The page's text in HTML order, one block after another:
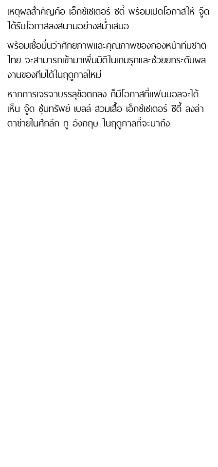
เหตุผลสำคัญคือ เอ็กซ์เซเตอร์ ซิตี้ พร้อมเปิดโอกาสให้ จู๊ด
ได้รับโอกาสลงสนามอย่างสม่ำเสมอ
พร้อมเชื่อมั่นว่าศักยภาพและคุณภาพของกองหน้าทีมชาติ
ไทย จะสามารถเข้ามาเพิ่มมิติในเกมรุกและช่วยยกระดับผล
งานของทีมได้ในฤดูกาลใหม่
หากการเจรจาบรรลุข้อตกลง ก็มีโอกาสที่แฟนบอลจะได้
เห็น จู๊ด ซุ่นทรัพย์ เบลล์ สวมเสื้อ เอ็กซ์เซเตอร์ ซิตี้ ลงล่า
ตาข่ายในศึกลีก ทู อังกฤษ ในฤดูกาลที่จะมาถึง